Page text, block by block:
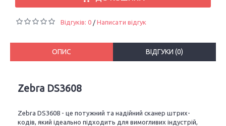
Відгуків: 0 / Написати відгук
ОПИС ВІДГУКИ (0)
Zebra DS3608
Zebra DS3608 - це потужний та надійний сканер штрих-
кодів, який ідеально підходить для вимогливих індустрій,